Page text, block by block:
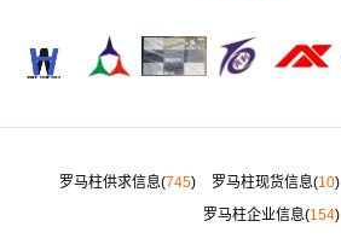
罗马柱供求信息(745) 罗马柱现货信息(10)
罗马柱企业信息(154)